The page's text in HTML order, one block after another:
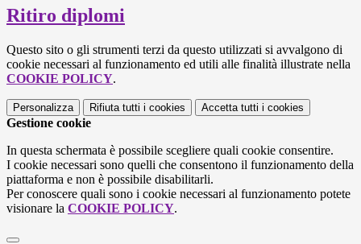
Ritiro diplomi
Questo sito o gli strumenti terzi da questo utilizzati si avvalgono di
cookie necessari al funzionamento ed utili alle finalità illustrate nella
COOKIE POLICY.
Personalizza Rifiuta tutti i cookies Accetta tutti i cookies
Gestione cookie
In questa schermata è possibile scegliere quali cookie consentire.
I cookie necessari sono quelli che consentono il funzionamento della
piattaforma e non è possibile disabilitarli.
Per conoscere quali sono i cookie necessari al funzionamento potete
visionare la COOKIE POLICY.